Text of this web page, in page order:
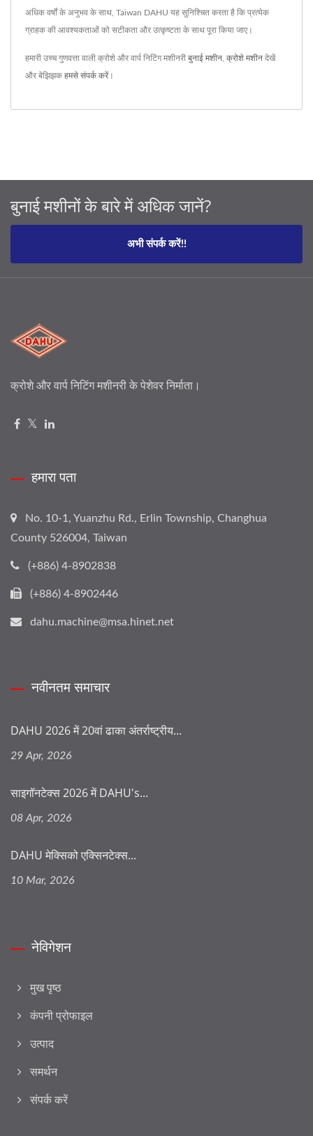
अधिक वर्षों के अनुभव के साथ, Taiwan DAHU यह सुनिश्चित करता है कि प्रत्येक
ग्राहक की आवश्यकताओं को सटीकता और उत्कृष्टता के साथ पूरा किया जाए।
हमारी उच्च गुणवत्ता वाली क्रोशे और वार्प निटिंग मशीनरी बुनाई मशीन क्रोशे मशीन देखें
और बेझिझक हमसे संपर्क करें।
बुनाई मशीनों के बारे में अधिक जानें?
अभी संपर्क करें!!
क्रोशे और वार्प निटिंग मशीनरी के पेशेवर निर्माता।
हमारा पता
No. 10-1, Yuanzhu Rd., Erlin Township, Changhua
County 526004, Taiwan
(+886) 4-8902838
(+886) 4-8902446
dahu.machine@msa.hinet.net
नवीनतम समाचार
DAHU 2026 में 20वां ढाका अंतर्राष्ट्रीय...
29 Apr, 2026
साइगॉनटेक्स 2026 में DAHU's...
08 Apr, 2026
DAHU मेक्सिको एक्सिनटेक्स...
10 Mar, 2026
नेविगेशन
मुख पृष्ठ
कंपनी प्रोफाइल
उत्पाद
समर्थन
संपर्क करें